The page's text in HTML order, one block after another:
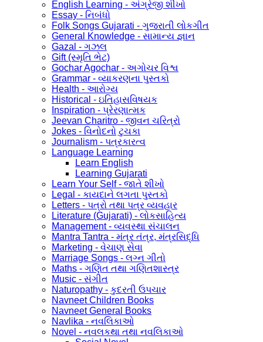
English Learning - અંગ્રેજી શીખો
Essay - નિબંધો
Folk Songs Gujarati - ગુજરાતી લોકગીત
General Knowledge - સામાન્ય જ્ઞાન
Gazal - ગઝલ
Gift (સ્મૃતિ ભેટ)
Gochar Agochar - અગોચર વિશ્વ
Grammar - વ્યાકરણના પુસ્તકો
Health - આરોગ્ય
Historical - ઇતિહાસવિષયક
Inspiration - પ્રેરણાત્મક
Jeevan Charitro - જીવન ચરિત્રો
Jokes - વિનોદનો ટુચકા
Journalism - પત્રકારત્વ
Language Learning
Learn English
Learning Gujarati
Learn Your Self - જાતે શીખો
Legal - કાયદાને લગતા પુસ્તકો
Letters - પત્રો તથા પત્ર વ્યવહાર
Literature (Gujarati) - લોકસાહિત્ય
Management - વ્યવસ્થા સંચાલન
Mantra Tantra - મંત્ર તંત્ર, મંત્રસિદ્ધિ
Marketing - વેચાણ સેવા
Marriage Songs - લગ્ન ગીતો
Maths - ગણિત તથા ગણિતશાસ્ત્ર
Music - સંગીત
Naturopathy - કુદરતી ઉપચાર
Navneet Children Books
Navneet General Books
Navlika - નવલિકાઓ
Novel - નવલકથા તથા નવલિકાઓ